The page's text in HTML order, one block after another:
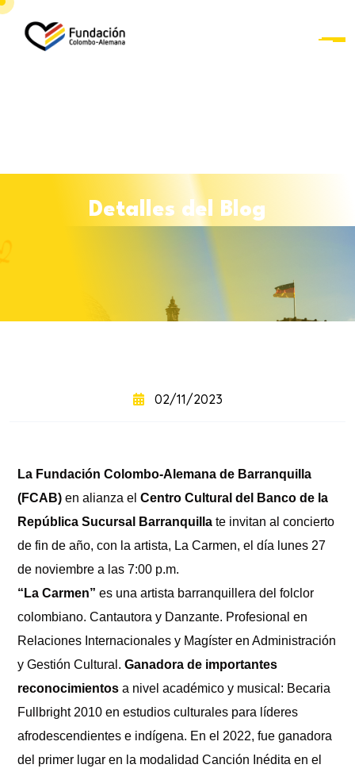
Curso
online
+diurnos
Detalles del Blog
02/11/2023
La Fundación Colombo-Alemana de Barranquilla
(FCAB) en alianza el Centro Cultural del Banco de la
República Sucursal Barranquilla te invitan al concierto
de fin de año, con la artista, La Carmen, el día lunes 27
de noviembre a las 7:00 p.m.
“La Carmen” es una artista barranquillera del folclor
colombiano. Cantautora y Danzante. Profesional en
Relaciones Internacionales y Magíster en Administración
y Gestión Cultural. Ganadora de importantes
reconocimientos a nivel académico y musical: Becaria
Fullbright 2010 en estudios culturales para líderes
afrodescendientes e indígena. En el 2022, fue ganadora
del primer lugar en la modalidad Canción Inédita en el